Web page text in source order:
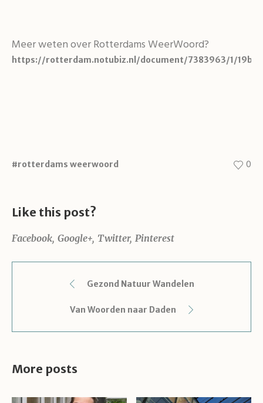
Meer weten over Rotterdams WeerWoord?
https://rotterdam.notubiz.nl/document/7383963/1/
#rotterdams weerwoord 0
Like this post?
Facebook Google+ Twitter Pinterest
Gezond Natuur Wandelen
Van Woorden naar Daden
More posts